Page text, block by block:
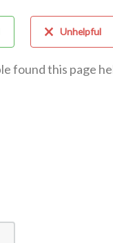
Unhelpful
found this page